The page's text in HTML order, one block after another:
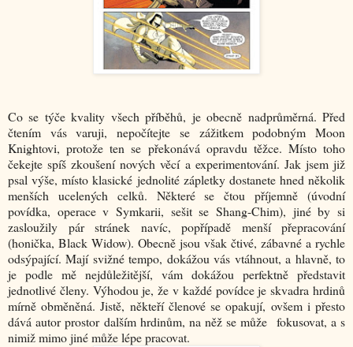
Co se týče kvality všech příběhů, je obecně nadprůměrná. Před
čtením vás varuji, nepočítejte se zážitkem podobným Moon
Knightovi, protože ten se překonává opravdu těžce. Místo toho
čekejte spíš zkoušení nových věcí a experimentování. Jak jsem již
psal výše, místo klasické jednolité zápletky dostanete hned několik
menších ucelených celků. Některé se čtou příjemně (úvodní
povídka, operace v Symkarii, sešit se Shang-Chim), jiné by si
zasloužily pár stránek navíc, popřípadě menší přepracování
(honička, Black Widow). Obecně jsou však čtivé, zábavné a rychle
odsýpající. Mají svižné tempo, dokážou vás vtáhnout, a hlavně, to
je podle mě nejdůležitější, vám dokážou perfektně představit
jednotlivé členy. Výhodou je, že v každé povídce je skvadra hrdinů
mírně obměněná. Jistě, někteří členové se opakují, ovšem i přesto
dává autor prostor dalším hrdinům, na něž se může fokusovat, a s
nimiž mimo jiné může lépe pracovat.